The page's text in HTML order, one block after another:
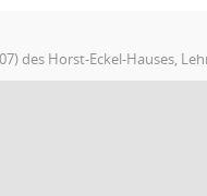
des Horst-Eckel-Hauses,